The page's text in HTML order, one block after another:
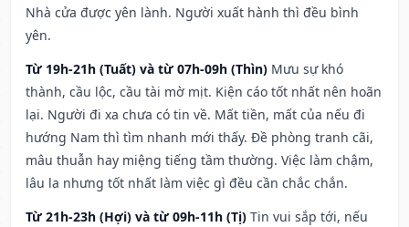
Nhà cửa được yên lành. Người xuất hành thì đều bình
yên.
Từ 19h-21h (Tuất) và từ 07h-09h (Thìn) Mưu sự khó
thành, cầu lộc, cầu tài mờ mịt. Kiện cáo tốt nhất nên hoãn
lại. Người đi xa chưa có tin về. Mất tiền, mất của nếu đi
hướng Nam thì tìm nhanh mới thấy. Đề phòng tranh cãi,
mâu thuẫn hay miệng tiếng tầm thường. Việc làm chậm,
lâu la nhưng tốt nhất làm việc gì đều cần chắc chắn.
Từ 21h-23h (Hợi) và từ 09h-11h (Tị) Tin vui sắp tới, nếu